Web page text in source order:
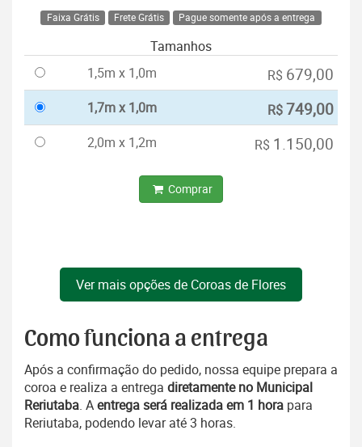
Faixa Grátis Frete Grátis Pague somente após a entrega
Tamanhos
1,5m x 1,0m
R$ 679,00
1,7m x 1,0m R$749,00
2,0m x 1,2m R$ 1.150,00
Comprar
Ver mais opções de Coroas de Flores
Como funciona a entrega
Após a confirmação do pedido, nossa equipe prepara a
coroa e realiza a entrega diretamente no Municipal
Reriutaba. Aentrega será realizada em 1 hora para
Reriutaba, podendo levar até 3 horas.